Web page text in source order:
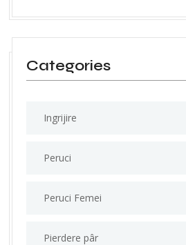
Categories
Ingrijire
Peruci
Peruci Femei
Pierdere pâr